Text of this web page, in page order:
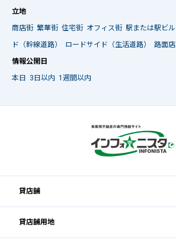
立地
商店街 繁華街 住宅街 オフィス街 駅または駅ビル
ド（幹線道路）
ロードサイド（生活道路）
路面店
情報公開日
本日
3日以内 1週間以内
貸店舗
貸店舗用地